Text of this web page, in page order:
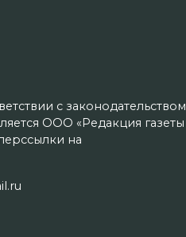
с законодательством
ООО «Редакция газеты
на